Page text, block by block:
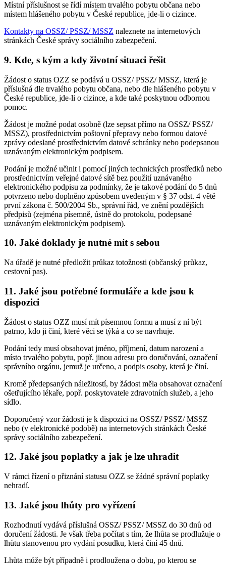
Místní příslušnost se řídí místem trvalého pobytu občana nebo
místem hlášeného pobytu v České republice, jde-li o cizince.
Kontakty na OSSZ/ PSSZ/ MSSZ naleznete na internetových
stránkách České správy sociálního zabezpečení.
9. Kde, s kým a kdy životní situaci řešit
Žádost o status OZZ se podává u OSSZ/ PSSZ/ MSSZ, která je
příslušná dle trvalého pobytu občana, nebo dle hlášeného pobytu v
České republice, jde-li o cizince, a kde také poskytnou odbornou
pomoc.
Žádost je možné podat osobně (lze sepsat přímo na OSSZ/ PSSZ/
MSSZ), prostřednictvím poštovní přepravy nebo formou datové
zprávy odeslané prostřednictvím datové schránky nebo podepsanou
uznávaným elektronickým podpisem.
Podání je možné učinit i pomocí jiných technických prostředků nebo
prostřednictvím veřejné datové sítě bez použití uznávaného
elektronického podpisu za podmínky, že je takové podání do 5 dnů
potvrzeno nebo doplněno způsobem uvedeným v § 37 odst. 4 větě
první zákona č. 500/2004 Sb., správní řád, ve znění pozdějších
předpisů (zejména písemně, ústně do protokolu, podepsané
uznávaným elektronickým podpisem).
10. Jaké doklady je nutné mít s sebou
Na úřadě je nutné předložit průkaz totožnosti (občanský průkaz,
cestovní pas).
11. Jaké jsou potřebné formuláře a kde jsou k
dispozici
Žádost o status OZZ musí mít písemnou formu a musí z ní být
patrno, kdo ji činí, které věci se týká a co se navrhuje.
Podání tedy musí obsahovat jméno, příjmení, datum narození a
místo trvalého pobytu, popř. jinou adresu pro doručování, označení
správního orgánu, jemuž je určeno, a podpis osoby, která je činí.
Kromě předepsaných náležitostí, by žádost měla obsahovat označení
ošetřujícího lékaře, popř. poskytovatele zdravotních služeb, a jeho
sídlo.
Doporučený vzor žádosti je k dispozici na OSSZ/ PSSZ/ MSSZ
nebo (v elektronické podobě) na internetových stránkách České
správy sociálního zabezpečení.
12. Jaké jsou poplatky a jak je lze uhradit
V rámci řízení o přiznání statusu OZZ se žádné správní poplatky
nehradí.
13. Jaké jsou lhůty pro vyřízení
Rozhodnutí vydává příslušná OSSZ/ PSSZ/ MSSZ do 30 dnů od
doručení žádosti. Je však třeba počítat s tím, že lhůta se prodlužuje o
lhůtu stanovenou pro vydání posudku, která činí 45 dnů.
Lhůta může být případně i prodloužena o dobu, po kterou se